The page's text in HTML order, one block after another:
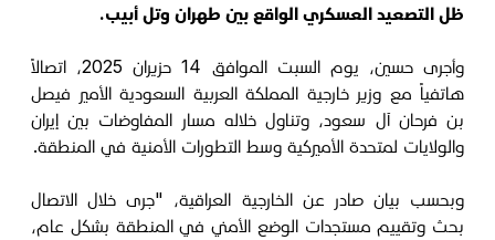
ظل التصعيد العسكري الواقع بين طهران وتل أبيب.
وأجرى حسين، يوم السبت الموافق 14 حزيران 2025، اتصالاً
هاتفياً مع وزير خارجية المملكة العربية السعودية الأمير فيصل
بن فرحان آل سعود، وتناول خلاله مسار المفاوضات بين إيران
والولايات لمتحدة الأميركية وسط التطورات الأمنية في المنطقة.
وبحسب بيان صادر عن الخارجية العراقية، "جرى خلال الاتصال
بحث وتقييم مستجدات الوضع الأمني في المنطقة بشكل عام،